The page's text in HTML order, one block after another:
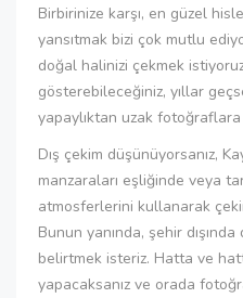
Birbirinize karşı, en güzel
yansıtmak bizi çok mutlu
doğal halinizi çekmek
gösterebileceğiniz, yıllar
yapaylıktan uzak
Dış çekim düşünüyorsanız,
manzaraları eşliğinde veya
atmosferlerini kullanarak
Bunun yanında, şehir
belirtmek isteriz. Hatta ve
yapacaksanız ve orada